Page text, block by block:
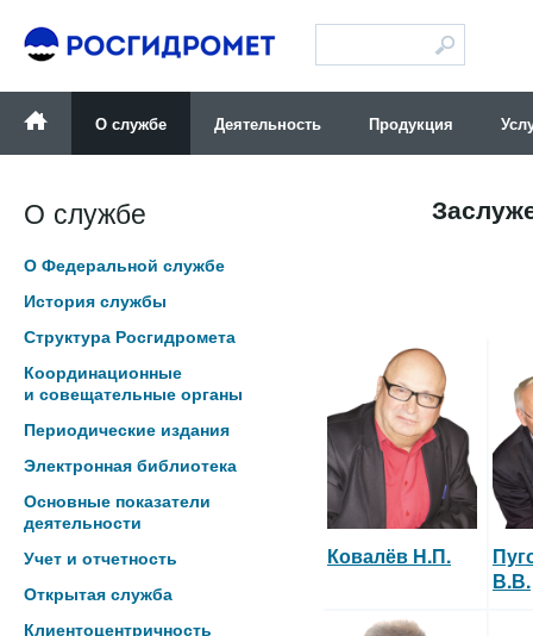
О службе Деятельность Продукция
О службе
О Федеральной службе
История службы
Структура Росгидромета
Координационные
и совещательные органы
Периодические издания
Электронная библиотека
Основные показатели
деятельности
Учет и отчетность
Открытая служба
Клиентоцентричность
Ковалёв Н.П.
В.В.